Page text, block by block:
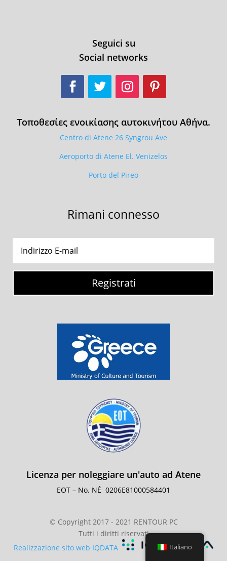
Seguici su
Social networks
Τοποθεσίες ενοικίασης αυτοκινήτου Αθήνα.
Centro di Atene 26 Syngrou Ave
Aeroporto di Atene El. Venizelos
Porto del Pireo
Rimani connesso
Registrati
Licenza per noleggiare un'auto ad Atene
EOT – No. NÉ 0206E81000584401
© Copyright 2017 - 2021 RENTOUR PC
Tutti i diritti riservati
Realizzazione sito web IQDATA
Italiano